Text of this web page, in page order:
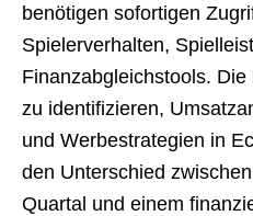
benötigen sofortigen
Spielerverhalten,
Finanzabgleichstools.
zu identifizieren,
und Werbestrategien in
den Unterschied
Quartal und einem